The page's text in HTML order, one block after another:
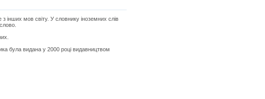
інших мов світу. У словнику іноземних слів
була видана у 2000 році видавництвом